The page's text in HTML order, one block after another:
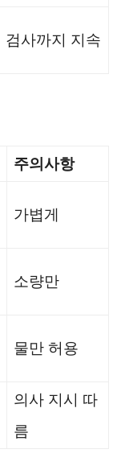
검사까지 지속
주의사항
가볍게
소량만
물만 허용
의사 지시 따
름